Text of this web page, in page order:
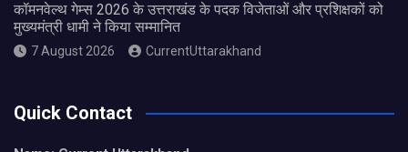
कॉमनवेल्थ गेम्स 2026 के उत्तराखंड के पदक विजेताओं और प्रशिक्षकों को
मुख्यमंत्री धामी ने किया सम्मानित
7 August 2026 CurrentUttarakhand
Quick Contact